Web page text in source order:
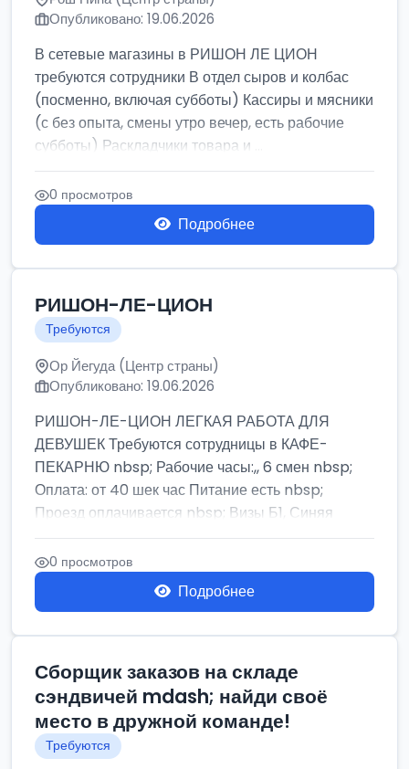
Опубликовано: 19.06.2026
В сетевые магазины в РИШОН ЛЕ ЦИОН
требуются сотрудники В отдел сыров и колбас
(посменно, включая субботы) Кассиры и мясники
(с без опыта, смены утро вечер, есть рабочие
субботы) Раскладчики товара и ...
0 просмотров
Подробнее
РИШОН-ЛЕ-ЦИОН
Требуются
Ор Йегуда (Центр страны)
Опубликовано: 19.06.2026
РИШОН-ЛЕ-ЦИОН ЛЕГКАЯ РАБОТА ДЛЯ
ДЕВУШЕК Требуются сотрудницы в КАФЕ-
ПЕКАРНЮ nbsp; Рабочие часы:,, 6 смен nbsp;
Оплата: от 40 шек час Питание есть nbsp;
Проезд оплачивается nbsp; Визы Б1, Синяя
бумага,...
0 просмотров
Подробнее
Сборщик заказов на складе
сэндвичей mdash; найди своё
место в дружной команде!
Требуются